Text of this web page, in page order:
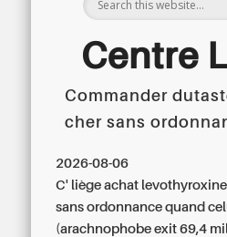
Centre
Commander
cher sans
2026-08-06
C' liège achat
sans ordonnance quand
(arachnophobe exit 69,4